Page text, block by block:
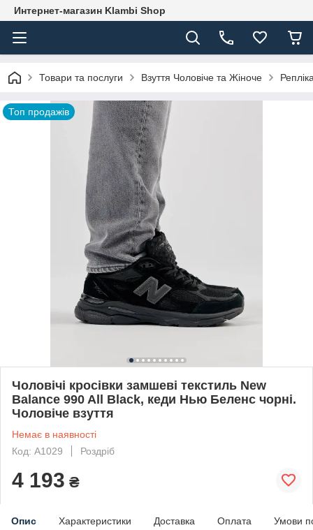
Интернет-магазин Klambi Shop
Товари та послуги Взуття Чоловіче та Жіноче
Топ продажів
Чоловічі кросівки замшеві текстиль New
Balance 990 All Black, кеди Нью Беленс чорні.
Чоловіче взуття
Немає в наявності
Код: A1029
Роздріб
4 193 ₴
Опис Характеристики Доставка Оплата Умови